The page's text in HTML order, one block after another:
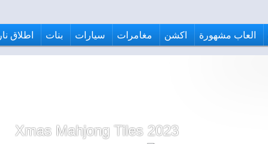
العاب مشهورة اكشن مغامرات سيارات بنات اطلاق نار
Xmas Mahjong Tiles 2023